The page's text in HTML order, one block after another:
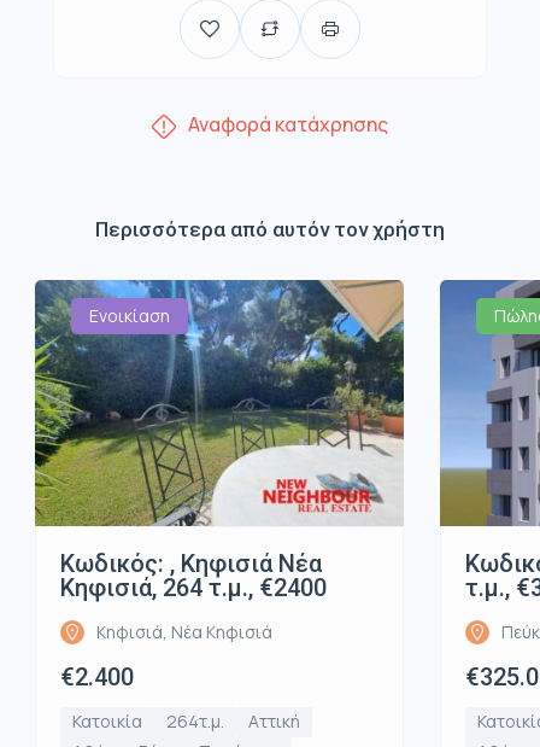
Αναφορά κατάχρησης
Περισσότερα από αυτόν τον χρήστη
Ενοικίαση
Κωδικός: , Κηφισιά Νέα
Κηφισιά, 264 τ.μ., €2400
Κηφισιά, Νέα Κηφισιά
€2.400
Κατοικία 264τ.μ.
Αττική
τ.μ.,